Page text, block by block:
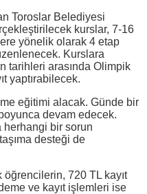
Toroslar Belediyesi
kurslar, 7-16
yönelik olarak 4 etap
Kurslara
tarihleri arasında Olimpik
yaptırabilecek.
eğitimi alacak. Günde bir
devam edecek.
herhangi bir sorun
desteği de
öğrencilerin, 720 TL kayıt
ve kayıt işlemleri ise